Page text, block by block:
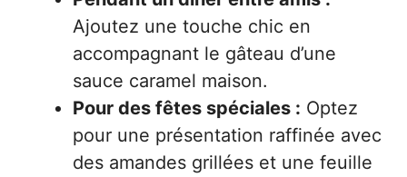
Ajoutez une touche chic en
accompagnant le gâteau d’une
sauce caramel maison.
Pour des fêtes spéciales : Optez
pour une présentation raffinée avec
des amandes grillées et une feuille